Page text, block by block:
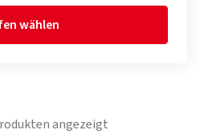
wählen
angezeigt